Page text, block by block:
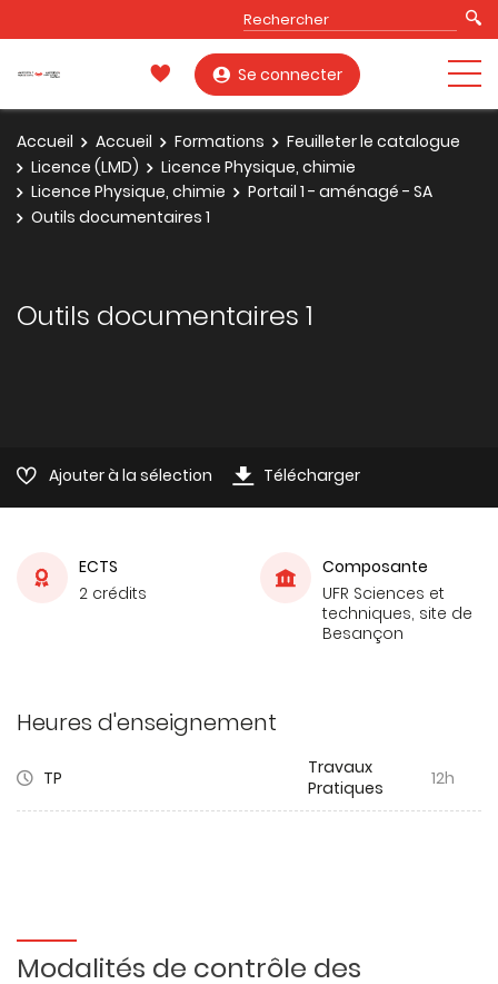
Se connecter
Accueil Accueil Formations
Feuilleter le catalogue
Licence (LMD)
Licence Physique, chimie
Licence Physique, chimie
Portail 1 - aménagé - SA
Outils documentaires 1
Outils documentaires 1
Ajouter à la sélection Télécharger
ECTS
2 crédits
Composante
UFR Sciences et
techniques, site de
Besançon
Heures d'enseignement
TP
Travaux
Pratiques
12h
Modalités de contrôle des